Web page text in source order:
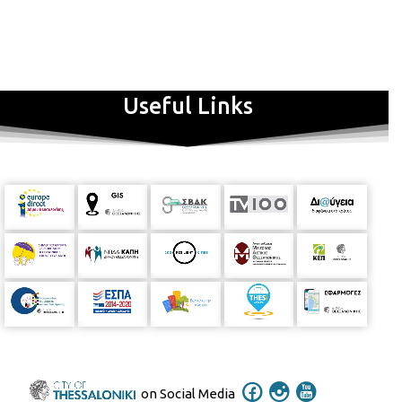
Useful Links
on Social Media